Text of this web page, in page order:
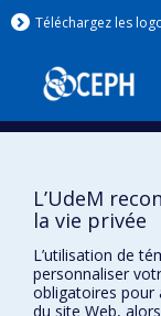
Téléchargez les
Confidentialité
Conditions d’utilisation
Paramètres des
L’UdeM
la vie privée
L’utilisation de
personnaliser
obligatoires pour
du site Web,